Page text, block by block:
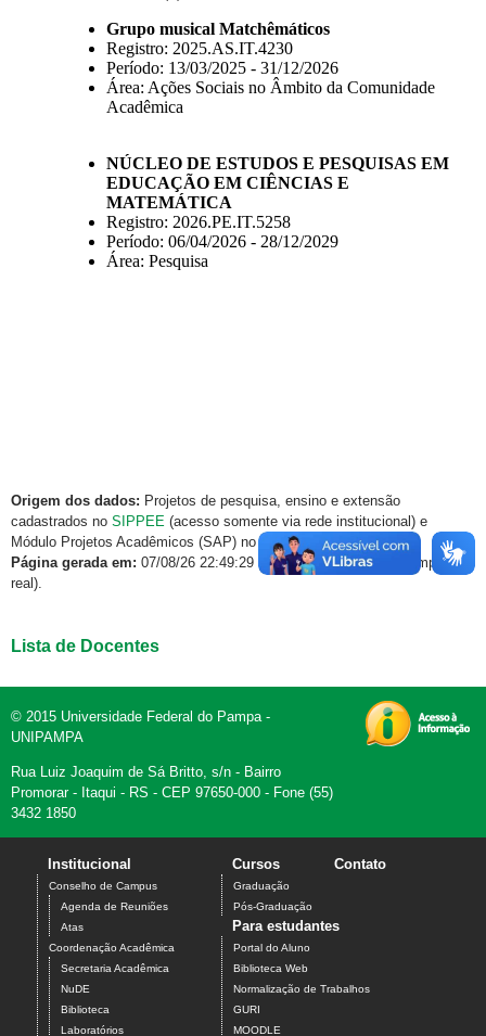
Origem dos dados: Projetos de pesquisa, ensino e extensão
cadastrados no SIPPEE (acesso somente via rede institucional) e
Módulo Projetos Acadêmicos (SAP) no GURI.
Página gerada em: 07/08/26 22:49:29 (dados atualizados em tempo
real).
Lista de Docentes
© 2015 Universidade Federal do Pampa -
UNIPAMPA
Rua Luiz Joaquim de Sá Britto, s/n - Bairro
Promorar - Itaqui - RS - CEP 97650-000 - Fone (55)
3432 1850
Institucional
Conselho de Campus
Agenda de Reuniões
Atas
Coordenação Acadêmica
Secretaria Acadêmica
NuDE
Biblioteca
Laboratórios
Cursos
Graduação
Pós-Graduação
Contato
Para estudantes
Portal do Aluno
Biblioteca Web
Normalização de Trabalhos
GURI
MOODLE